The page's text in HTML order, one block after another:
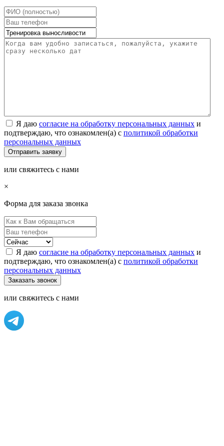
Я даю согласие на обработку персональных данных и
подтверждаю, что ознакомлен(а) с политикой обработки
персональных данных
или свяжитесь с нами
×
Форма для заказа звонка
Я даю согласие на обработку персональных данных и
подтверждаю, что ознакомлен(а) с политикой обработки
персональных данных
или свяжитесь с нами